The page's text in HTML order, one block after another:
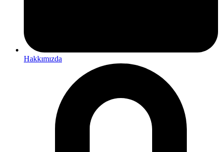
Hakkımızda